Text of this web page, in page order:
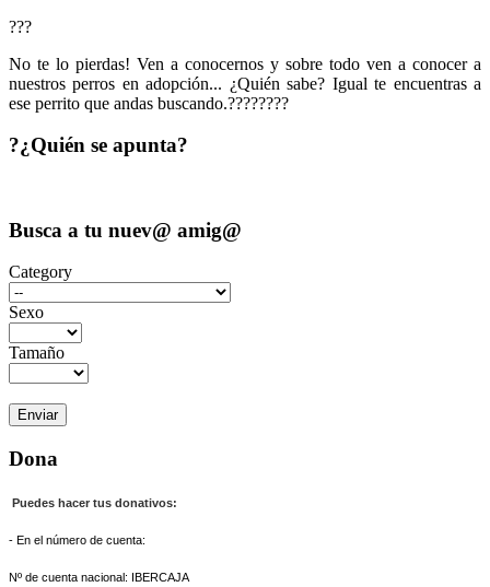
???
No te lo pierdas! Ven a conocernos y sobre todo ven a conocer a
nuestros perros en adopción... ¿Quién sabe? Igual te encuentras a
ese perrito que andas buscando.?‍?‍?‍??‍?‍?‍?
?¿Quién se apunta?
Busca a tu nuev@ amig@
Category
Sexo
Tamaño
Dona
Puedes hacer tus donativos:
- En el número de cuenta:
Nº de cuenta nacional: IBERCAJA